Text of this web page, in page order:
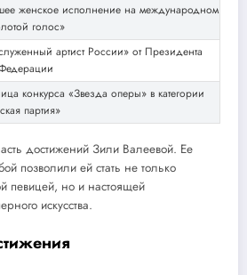
женское исполнение на международном
голос»
артист России» от Президента
конкурса «Звезда оперы» в категории
партия»
достижений Зили Валеевой. Ее
позволили ей стать не только
певицей, но и настоящей
искусства.